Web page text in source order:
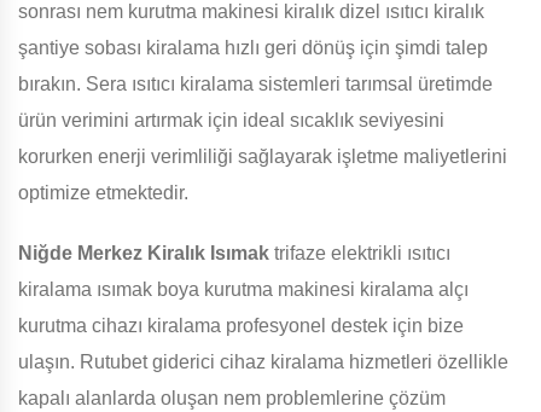
sonrası nem kurutma makinesi kiralık dizel ısıtıcı kiralık
şantiye sobası kiralama hızlı geri dönüş için şimdi talep
bırakın. Sera ısıtıcı kiralama sistemleri tarımsal üretimde
ürün verimini artırmak için ideal sıcaklık seviyesini
korurken enerji verimliliği sağlayarak işletme maliyetlerini
optimize etmektedir.
Niğde Merkez Kiralık Isımak trifaze elektrikli ısıtıcı
kiralama ısımak boya kurutma makinesi kiralama alçı
kurutma cihazı kiralama profesyonel destek için bize
ulaşın. Rutubet giderici cihaz kiralama hizmetleri özellikle
kapalı alanlarda oluşan nem problemlerine çözüm